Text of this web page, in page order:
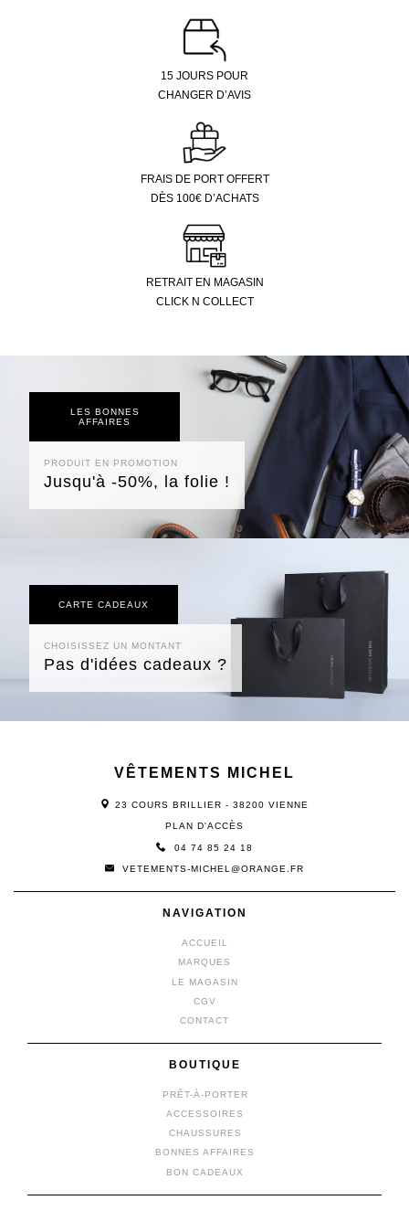
15 JOURS POUR
CHANGER D’AVIS
FRAIS DE PORT OFFERT
DÈS 100€ D’ACHATS
RETRAIT EN MAGASIN
CLICK N COLLECT
LES BONNES
AFFAIRES
PRODUIT EN PROMOTION
Jusqu'à -50%, la folie !
CARTE CADEAUX
CHOISISSEZ UN MONTANT
Pas d'idées cadeaux ?
VÊTEMENTS MICHEL
23 COURS BRILLIER - 38200 VIENNE
PLAN D'ACCÈS
04 74 85 24 18
VETEMENTS-MICHEL@ORANGE.FR
NAVIGATION
ACCUEIL
MARQUES
LE MAGASIN
CGV
CONTACT
BOUTIQUE
PRÊT-À-PORTER
ACCESSOIRES
CHAUSSURES
BONNES AFFAIRES
BON CADEAUX